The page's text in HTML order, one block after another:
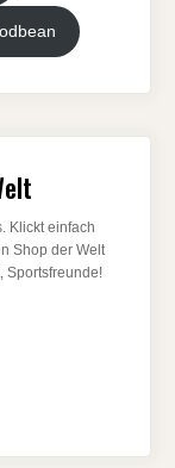
Klickt einfach
Shop der Welt
Sportsfreunde!